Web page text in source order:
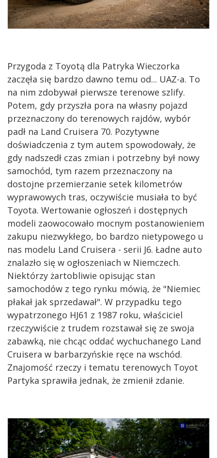
Przygoda z Toyotą dla Patryka Wieczorka
zaczęła się bardzo dawno temu od... UAZ-a. To
na nim zdobywał pierwsze terenowe szlify.
Potem, gdy przyszła pora na własny pojazd
przeznaczony do terenowych rajdów, wybór
padł na Land Cruisera 70. Pozytywne
doświadczenia z tym autem spowodowały, że
gdy nadszedł czas zmian i potrzebny był nowy
samochód, tym razem przeznaczony na
dostojne przemierzanie setek kilometrów
wyprawowych tras, oczywiście musiała to być
Toyota. Wertowanie ogłoszeń i dostępnych
modeli zaowocowało mocnym postanowieniem
zakupu niezwykłego, bo bardzo nietypowego u
nas modelu Land Cruisera - serii J6. Ładne auto
znalazło się w ogłoszeniach w Niemczech.
Niektórzy żartobliwie opisując stan
samochodów z tego rynku mówią, że "Niemiec
płakał jak sprzedawał". W przypadku tego
wypatrzonego HJ61 z 1987 roku, właściciel
rzeczywiście z trudem rozstawał się ze swoja
zabawką, nie chcąc oddać wychuchanego Land
Cruisera w barbarzyńskie ręce na wschód.
Znajomość rzeczy i tematu terenowych Toyot
Partyka sprawiła jednak, że zmienił zdanie.